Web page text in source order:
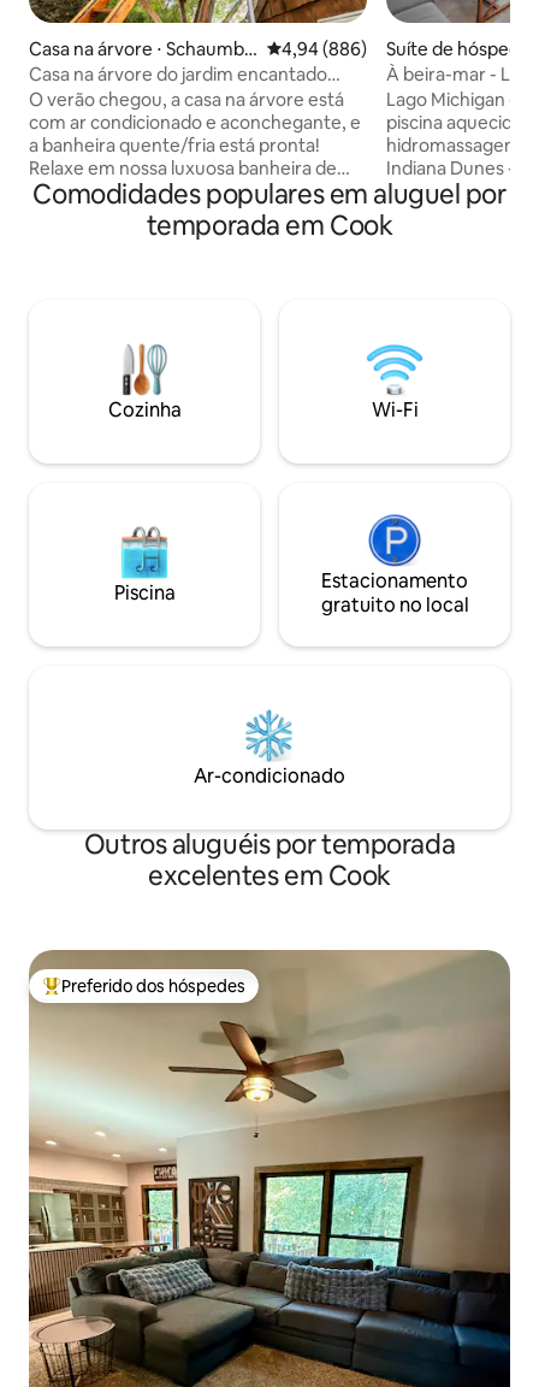
Casa na árvore ⋅ Schaumbu
rg
4,94 de uma avaliação média de
4,94 (886)
Casa na árvore do jardim encantado
(comodidade*)
O verão chegou, a casa na árvore está
com ar condicionado e aconchegante, e
a banheira quente/fria está pronta!
Relaxe em nossa luxuosa banheira de
hidromassagem de cedro, com 420 de
profundidade, muito privativa e
adequada para uso de maconha,
riacho faz deste um refúgio de vida
selvagem, com muitos pássaros,
esquilos, coelhos e raposas. Venha
experimentar a magia e crie uma
Magazine nos classifica entre as 3
Suíte de
À beira-mar -
de
Lago Michigan -
piscina aquecida
hidromassagem -
Indiana Dunes -
privada no porão
- Lindamente decorado
hóspedes tem
aventura. Nos
aproveite a
Caminhadas,
esperam por
aquecida aberta
Comodidades populares em aluguel por
temporada em Cook
Cozinha Wi-Fi
Piscina
Estacionamento
gratuito no local
Ar-condicionado
Outros aluguéis por temporada
excelentes em Cook
Entre os melhores preferidos dos hóspedes
Preferido dos hóspedes